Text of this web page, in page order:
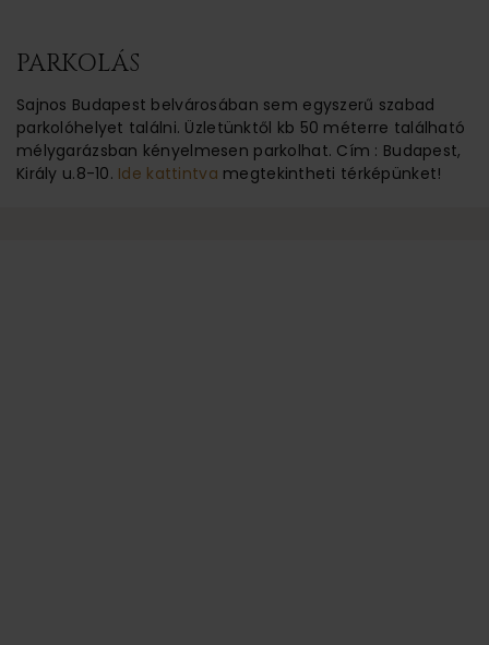
PARKOLÁS
Sajnos Budapest belvárosában sem egyszerű szabad
parkolóhelyet találni. Üzletünktől kb 50 méterre található
mélygarázsban kényelmesen parkolhat. Cím : Budapest,
Király u.8-10. Ide kattintva megtekintheti térképünket!